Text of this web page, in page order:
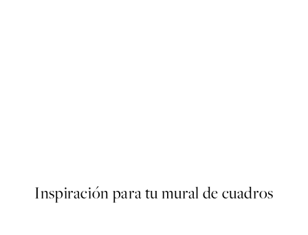
Inspiración para tu mural de cuadros